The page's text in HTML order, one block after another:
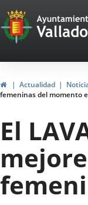
Portal
Web
del
de
InicioActualidad
femeninas del momento
El